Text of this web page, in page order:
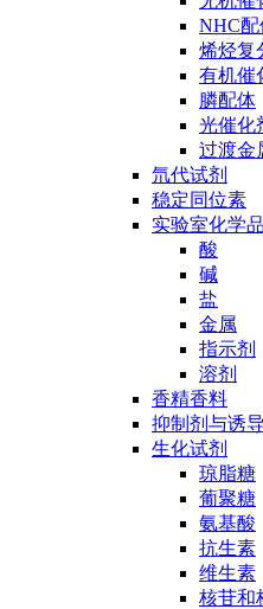
NHC
烯烃复
有机催
膦配体
光催化
过渡金
氘代试剂
稳定同位素
实验室化学品
酸
碱
盐
金属
指示剂
溶剂
香精香料
抑制剂与诱
生化试剂
琼脂糖
葡聚糖
氨基酸
抗生素
维生素
核苷和